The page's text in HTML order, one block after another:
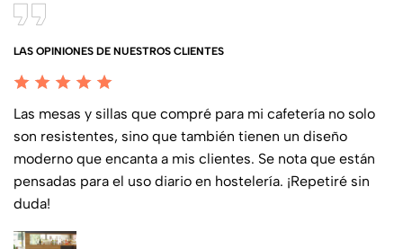
LAS OPINIONES DE NUESTROS CLIENTES
Las mesas y sillas que compré para mi cafetería no solo
son resistentes, sino que también tienen un diseño
moderno que encanta a mis clientes. Se nota que están
pensadas para el uso diario en hostelería. ¡Repetiré sin
duda!